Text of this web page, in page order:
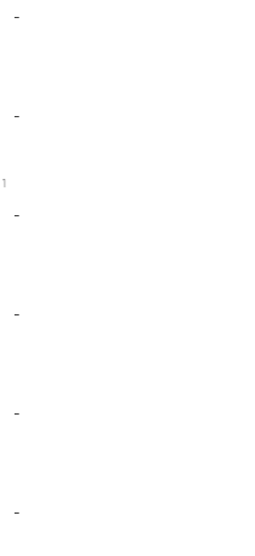
-
-
1
-
-
-
-